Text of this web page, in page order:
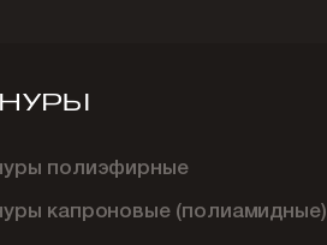
полиэфирные
капроновые (полиамидные)